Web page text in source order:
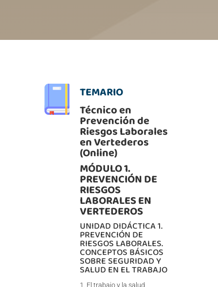
TEMARIO
Técnico en
Prevención de
Riesgos Laborales
en Vertederos
(Online)
MÓDULO 1.
PREVENCIÓN DE
RIESGOS
LABORALES EN
VERTEDEROS
UNIDAD DIDÁCTICA 1.
PREVENCIÓN DE
RIESGOS LABORALES.
CONCEPTOS BÁSICOS
SOBRE SEGURIDAD Y
SALUD EN EL TRABAJO
El trabajo y la salud